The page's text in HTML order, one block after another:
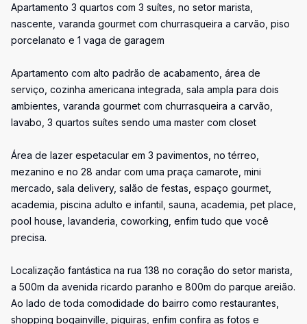
Apartamento 3 quartos com 3 suítes, no setor marista,
nascente, varanda gourmet com churrasqueira a carvão, piso
porcelanato e 1 vaga de garagem
Apartamento com alto padrão de acabamento, área de
serviço, cozinha americana integrada, sala ampla para dois
ambientes, varanda gourmet com churrasqueira a carvão,
lavabo, 3 quartos suítes sendo uma master com closet
Área de lazer espetacular em 3 pavimentos, no térreo,
mezanino e no 28 andar com uma praça camarote, mini
mercado, sala delivery, salão de festas, espaço gourmet,
academia, piscina adulto e infantil, sauna, academia, pet place,
pool house, lavanderia, coworking, enfim tudo que você
precisa.
Localização fantástica na rua 138 no coração do setor marista,
a 500m da avenida ricardo paranho e 800m do parque areião.
Ao lado de toda comodidade do bairro como restaurantes,
shopping bogainville, piquiras, enfim confira as fotos e